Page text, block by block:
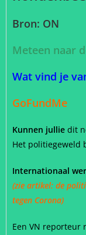
Bron: ON
Meteen naar
Wat vind je
GoFundMe
Kunnen jullie dit
Het politiegeweld
Internationaal
(zie artikel: de
tegen Corona)
Een VN reporteur